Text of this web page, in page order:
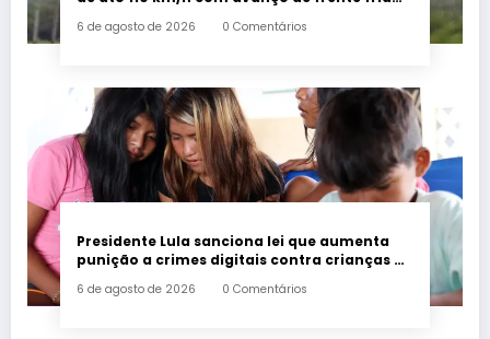
6 de agosto de 2026 0 Comentários
Presidente Lula sanciona lei que aumenta
punição a crimes digitais contra crianças é
6 de agosto de 2026 0 Comentários